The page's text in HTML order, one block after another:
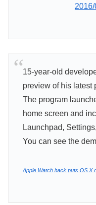
15-year-old
preview of his latest
The program
home screen and
Launchpad,
You can see the
Apple Watch hack puts OS X